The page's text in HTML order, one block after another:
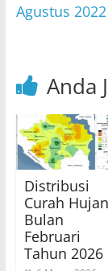
Agustus 2022
Anda
Distribusi
Curah Hujan
Bulan
Februari
Tahun 2026